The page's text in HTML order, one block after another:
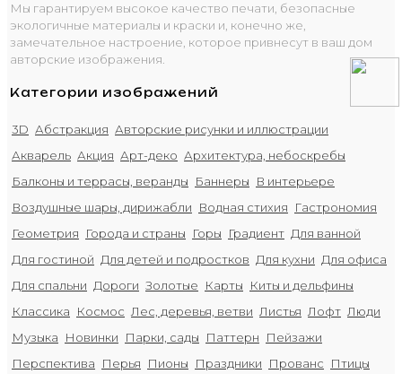
Мы гарантируем высокое качество печати, безопасные
экологичные материалы и краски и, конечно же,
замечательное настроение, которое привнесут в ваш дом
авторские изображения.
Категории изображений
3D Абстракция Авторские рисунки и иллюстрации
Акварель Акция Арт-деко Архитектура, небоскребы
Балконы и террасы, веранды
Баннеры
В интерьере
Воздушные шары, дирижабли
Водная стихия
Гастрономия
Геометрия
Города и страны Горы Градиент Для ванной
Для гостиной Для детей и подростков Для кухни Для офиса
Для спальни Дороги Золотые Карты
Киты и дельфины
Классика
Космос Лес, деревья, ветви Листья Лофт Люди
Музыка
Новинки Парки, сады Паттерн
Пейзажи
Перспектива
Перья Пионы Праздники Прованс
Птицы